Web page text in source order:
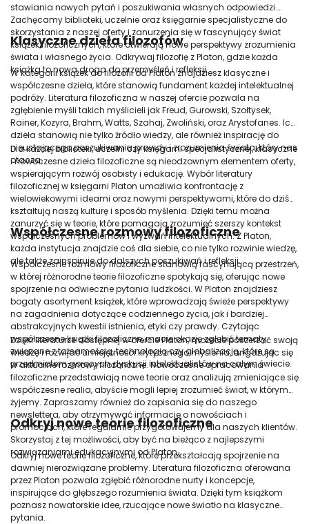
stawiania nowych pytań i poszukiwania własnych odpowiedzi.
Zachęcamy biblioteki, uczelnie oraz księgarnie specjalistyczne do
skorzystania z naszej oferty i zanurzenia się w fascynujący świat
książek filozoficznych, które otwierają nowe perspektywy zrozumienia
świata i własnego życia. Odkrywaj filozofię z Platon, gdzie każda
książka to nowa droga do przemyśleń i refleksji.
Klasyczne dzieła filozofów
W kategorii książek do filozofii od Platon znajdziesz klasyczne i
współczesne dzieła, które stanowią fundament każdej intelektualnej
podróży. Literatura filozoficzna w naszej ofercie pozwala na
zgłębienie myśli takich myślicieli jak Freud, Gurowski, Szołtysek,
Rainer, Kozyra, Brahm, Watts, Szahaj, Zwoliński, oraz Arystofanes. Ich
dzieła stanowią nie tylko źródło wiedzy, ale również inspirację do
nieustającego poszukiwania prawdy i zrozumienia świata, który nas
otacza.
Dla każdej biblioteki, uczelni czy księgarni specjalistycznej, klasyczne
i nowoczesne dzieła filozoficzne są nieodzownym elementem oferty,
wspierającym rozwój osobisty i edukację. Wybór literatury
filozoficznej w księgarni Platon umożliwia konfrontację z
wielowiekowymi ideami oraz nowymi perspektywami, które do dziś
kształtują naszą kulturę i sposób myślenia. Dzięki temu można
zanurzyć się w teorie, które pomagają zrozumieć szerszy kontekst
współczesnych problemów i wyzwań intelektualnych. Z Platon,
każda instytucja znajdzie coś dla siebie, co nie tylko rozwinie wiedzę,
ale także zainspiruje do dalszych poszukiwań i refleksji.
Współczesne rozmowy filozoficzne
Współczesne rozmowy filozoficzne stanowią fascynującą przestrzeń,
w której różnorodne teorie filozoficzne spotykają się, oferując nowe
spojrzenie na odwieczne pytania ludzkości. W Platon znajdziesz
bogaty asortyment książek, które wprowadzają świeże perspektywy
na zagadnienia dotyczące codziennego życia, jak i bardziej
abstrakcyjnych kwestii istnienia, etyki czy prawdy. Czytając
współczesne książki filozoficzne, macie okazję zgłębić tematy
związane z tożsamością, technologią czy globalizacją, które są
przedmiotem gorących dyskusji intelektualistów na całym świecie.
Dzięki literaturze dostępnej w ofercie Platon, możecie poszerzać swoją
wiedzę i rozwijać umiejętności krytycznego myślenia, angażując się
w aktualne rozmowy filozoficzne. Nowoczesne opracowania
filozoficzne przedstawiają nowe teorie oraz analizują zmieniające się
współczesne realia, abyście mogli lepiej zrozumieć świat, w którym
żyjemy. Zapraszamy również do zapisania się do naszego
newslettera, aby otrzymywać informacje o nowościach i
promocjach, które regularnie przygotowujemy dla naszych klientów.
Skorzystaj z tej możliwości, aby być na bieżąco z najlepszymi
rozwiązaniami edukacyjnymi od Platon.
Odkryj nowe teorie filozoficzne
Odkryj nowe teorie filozoficzne, które przekształcają spojrzenie na
dawniej nierozwiązane problemy. Literatura filozoficzna oferowana
przez Platon pozwala zgłębić różnorodne nurty i koncepcje,
inspirujące do głębszego rozumienia świata. Dzięki tym książkom
poznasz nowatorskie idee, rzucające nowe światło na klasyczne
pytania.